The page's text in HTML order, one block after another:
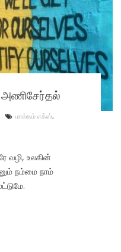
அணிசேர்தல்
மால்கம் எக்ஸ்,
வழி, உலகின்
நம்மை நாம்